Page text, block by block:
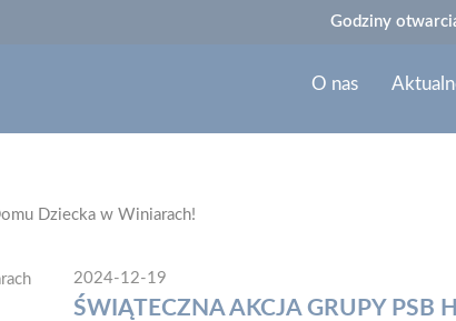
Godziny
O nas
Dziecka w Winiarach!
2024-12-19
ŚWIĄTECZNA AKCJA GRUPY PSB